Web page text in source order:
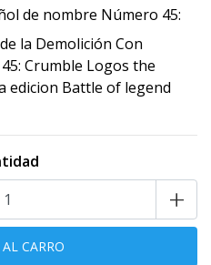
de nombre Número 45:
la Demolición Con
Crumble Logos the
edicion Battle of legend
+